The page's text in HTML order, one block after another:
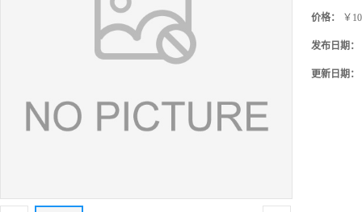
价格： ￥
发布日期：
更新日期：